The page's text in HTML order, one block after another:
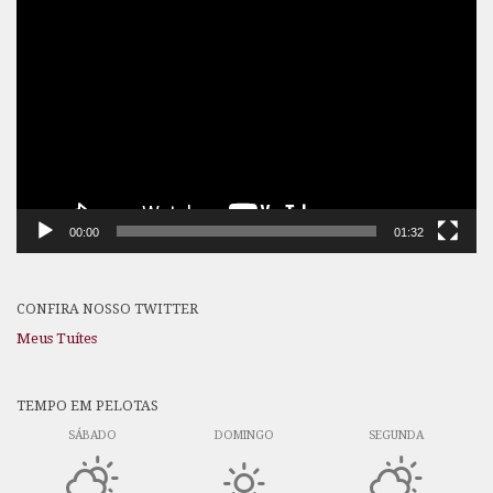
00:00 01:32
CONFIRA NOSSO TWITTER
Meus Tuítes
TEMPO EM PELOTAS
SÁBADO DOMINGO SEGUNDA